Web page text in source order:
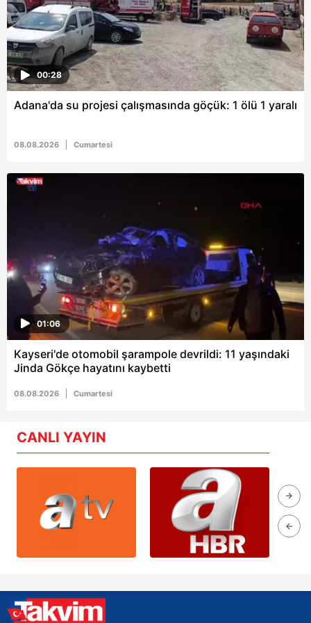
00:28
Adana'da su projesi çalışmasında göçük: 1 ölü 1 yaralı
08.08.2026 Cumartesi
01:06
Kayseri'de otomobil şarampole devrildi: 11 yaşındaki
Jinda Gökçe hayatını kaybetti
08.08.2026 Cumartesi
CANLI YAYIN